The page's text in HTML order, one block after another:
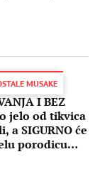
MUSAKE
I BEZ
jelo od tikvica
a SIGURNO će
porodicu